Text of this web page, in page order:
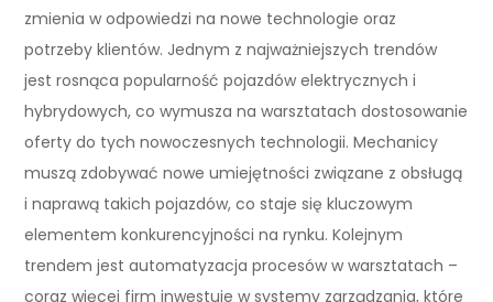
zmienia w odpowiedzi na nowe technologie oraz
potrzeby klientów. Jednym z najważniejszych trendów
jest rosnąca popularność pojazdów elektrycznych i
hybrydowych, co wymusza na warsztatach dostosowanie
oferty do tych nowoczesnych technologii. Mechanicy
muszą zdobywać nowe umiejętności związane z obsługą
i naprawą takich pojazdów, co staje się kluczowym
elementem konkurencyjności na rynku. Kolejnym
trendem jest automatyzacja procesów w warsztatach –
coraz więcej firm inwestuje w systemy zarządzania, które